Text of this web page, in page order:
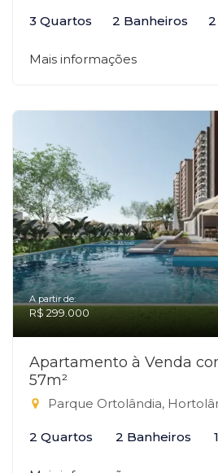
3 Quartos 2 Banheiros
Mais informações
A partir de:
R$ 299.000
Apartamento à Venda
57m²
Parque Ortolândia,
2 Quartos 2 Banheiros